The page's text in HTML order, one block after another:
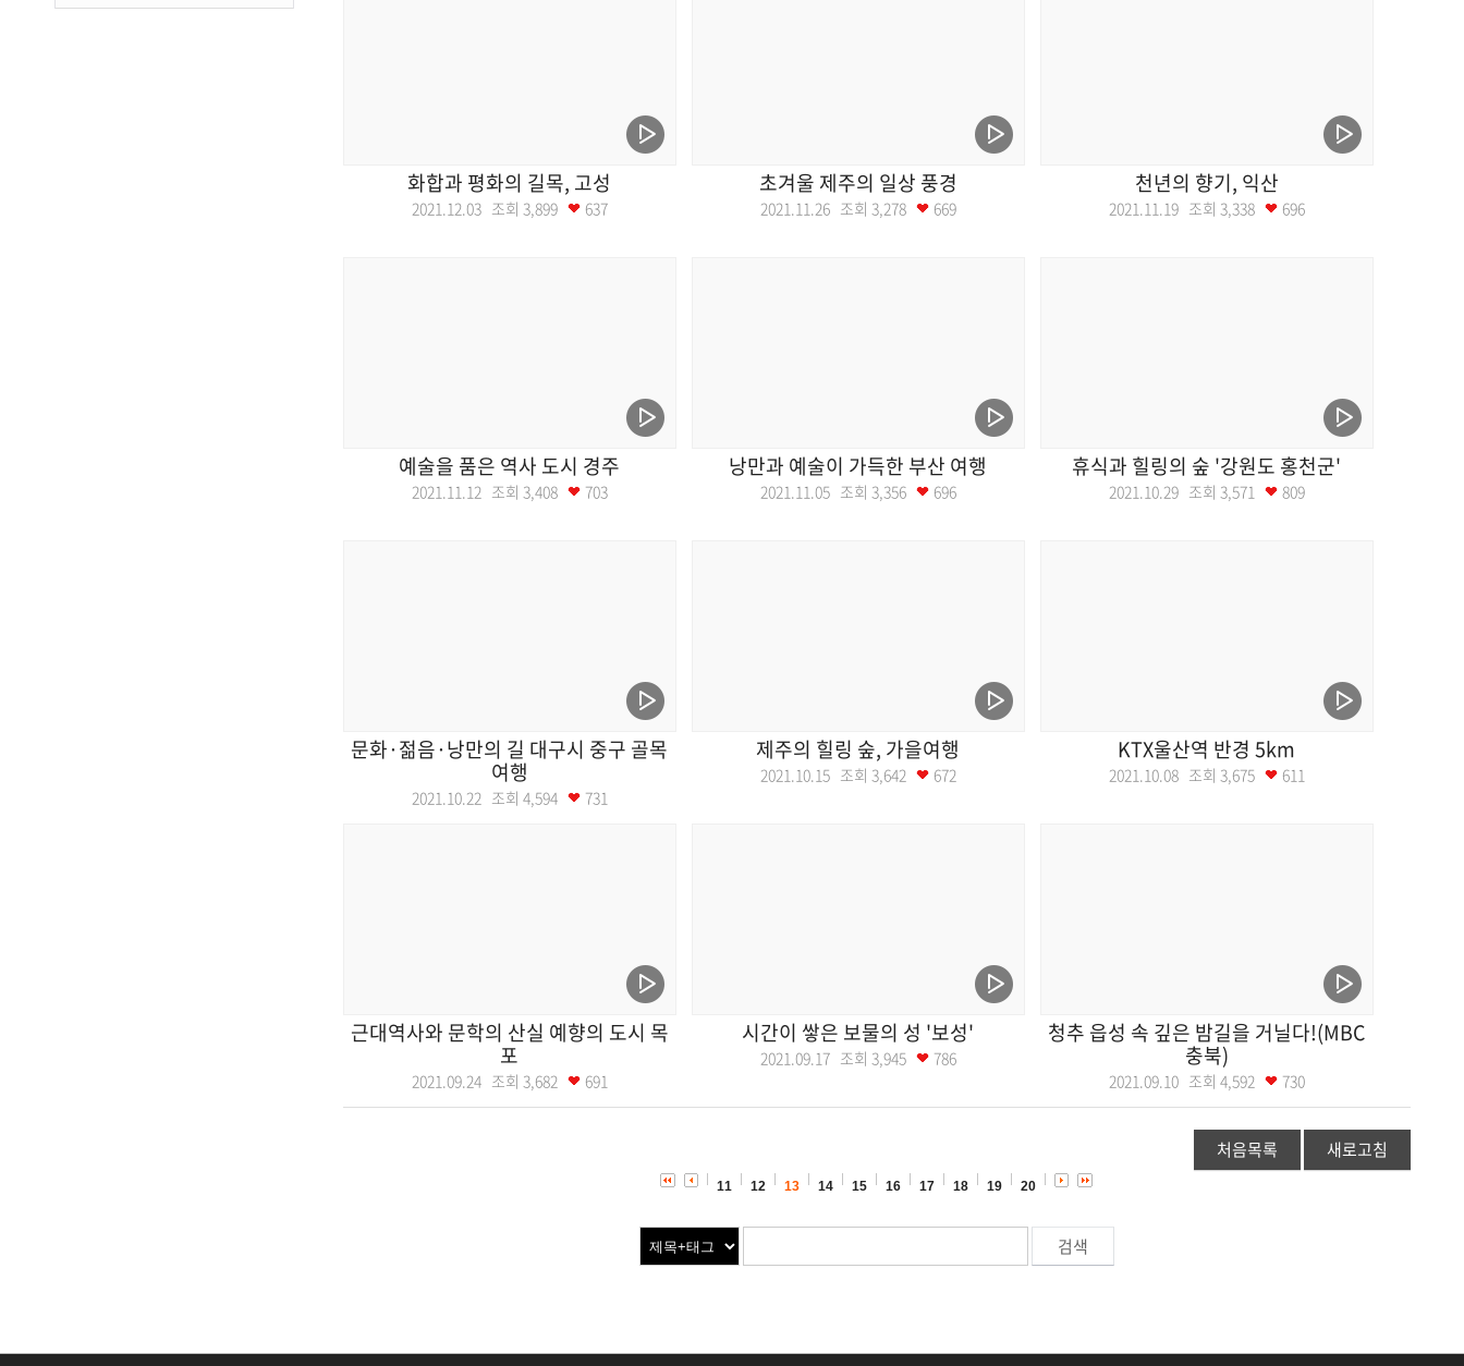
화합과 평화의 길목, 고성
2021.12.03 조회 3,899 637
초겨울 제주의 일상 풍경
2021.11.26 조회 3,278 669
천년의 향기, 익산
2021.11.19 조회 3,338 696
예술을 품은 역사 도시 경주
2021.11.12 조회 3,408 703
낭만과 예술이 가득한 부산 여행
2021.11.05 조회 3,356 696
휴식과 힐링의 숲 '강원도 홍천군'
2021.10.29 조회 3,571 809
문화·젊음·낭만의 길 대구시 중구 골목
여행
2021.10.22 조회 4,594 731
제주의 힐링 숲, 가을여행
2021.10.15 조회 3,642 672
KTX울산역 반경 5km
2021.10.08 조회 3,675 611
근대역사와 문학의 산실 예향의 도시 목
포
2021.09.24 조회 3,682 691
시간이 쌓은 보물의 성 '보성'
2021.09.17 조회 3,945 786
청추 읍성 속 깊은 밤길을 거닐다!(MBC
충북)
2021.09.10 조회 4,592 730
처음목록 새로고침
11 12 13 14 15 16 17 18 19 20